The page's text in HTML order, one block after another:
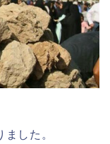
した。